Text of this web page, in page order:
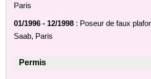
Paris
01/1996 - 12/1998 : Poseur de faux
Saab, Paris
Permis